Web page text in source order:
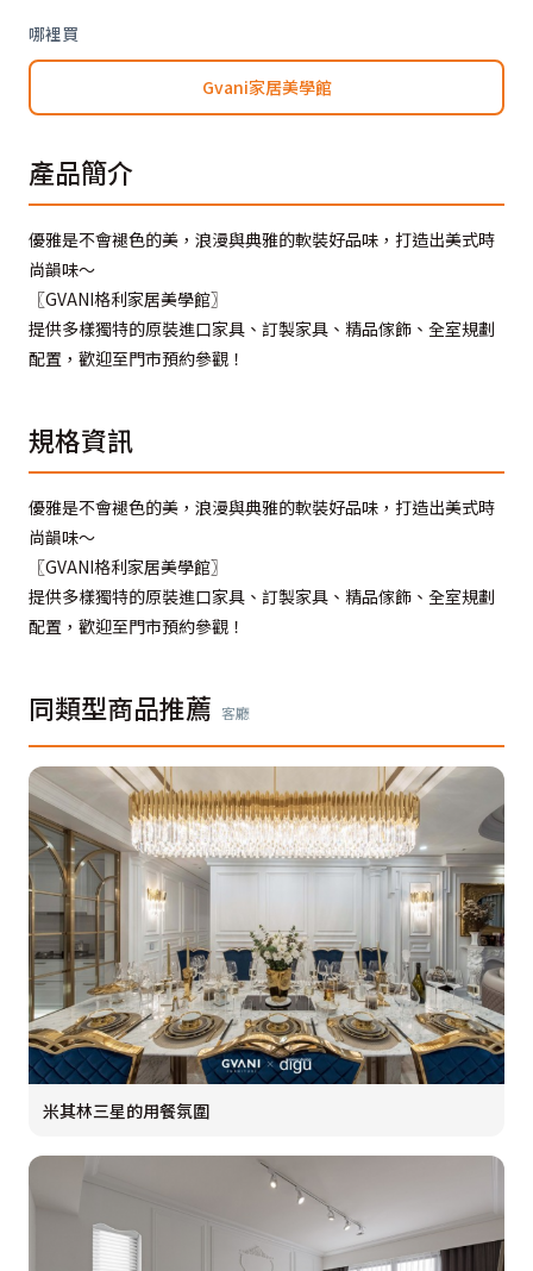
哪裡買
Gvani家居美學館
產品簡介
優雅是不會褪色的美，浪漫與典雅的軟裝好品味，打造出美式時
尚韻味～
〖GVANI格利家居美學館〗
提供多樣獨特的原裝進口家具、訂製家具、精品傢飾、全室規劃
配置，歡迎至門市預約參觀！
規格資訊
優雅是不會褪色的美，浪漫與典雅的軟裝好品味，打造出美式時
尚韻味～
〖GVANI格利家居美學館〗
提供多樣獨特的原裝進口家具、訂製家具、精品傢飾、全室規劃
配置，歡迎至門市預約參觀！
同類型商品推薦 客廳
米其林三星的用餐氛圍